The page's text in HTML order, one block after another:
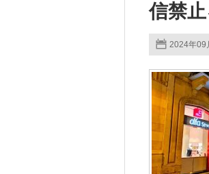
信禁
2024年09